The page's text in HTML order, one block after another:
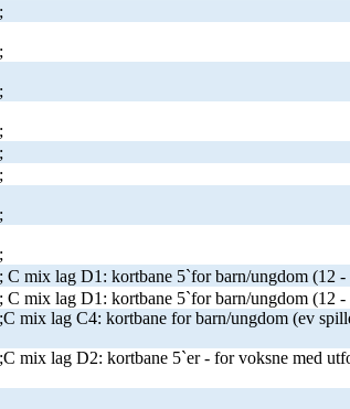
mix lag D1: kortbane 5`for barn/ungdom (12 -
mix lag D1: kortbane 5`for barn/ungdom (12 -
mix lag C4: kortbane for barn/ungdom (ev
mix lag D2: kortbane 5`er - for voksne med